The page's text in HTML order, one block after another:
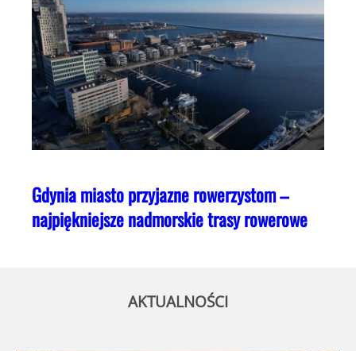
Gdynia miasto przyjazne rowerzystom –
najpiękniejsze nadmorskie trasy rowerowe
AKTUALNOŚCI